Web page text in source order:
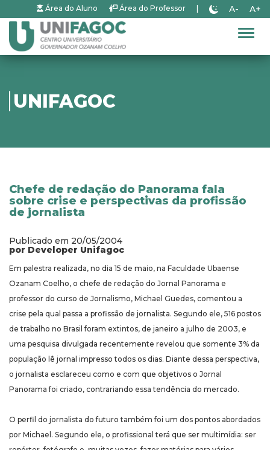
Área do Aluno Área do Professor A- A+
UNIFAGOC
Chefe de redação do Panorama fala
sobre crise e perspectivas da profissão
de jornalista
Publicado em 20/05/2004
por Developer Unifagoc
Em palestra realizada, no dia 15 de maio, na Faculdade Ubaense
Ozanam Coelho, o chefe de redação do Jornal Panorama e
professor do curso de Jornalismo, Michael Guedes, comentou a
crise pela qual passa a profissão de jornalista. Segundo ele, 516 postos
de trabalho no Brasil foram extintos, de janeiro a julho de 2003, e
uma pesquisa divulgada recentemente revelou que somente 3% da
população lê jornal impresso todos os dias. Diante dessa perspectiva,
o jornalista esclareceu como e com que objetivos o Jornal
Panorama foi criado, contrariando essa tendência do mercado.
O perfil do jornalista do futuro também foi um dos pontos abordados
por Michael. Segundo ele, o profissional terá que ser multimídia: ser